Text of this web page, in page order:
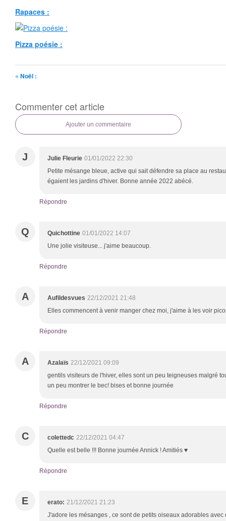
Rapaces :
Pizza poésie :
« Noël :
Commenter cet article
Ajouter un commentaire
J Julie Fleurie 01/01/2022 22:30
Petite mésange bleue, active qui sait défendre sa place au
égaient les jardins d'hiver. Bonne année 2022 abécé.
Répondre
Q Quichottine 01/01/2022 14:07
Une jolie visiteuse... j'aime beaucoup.
Répondre
A Aufildesvues 22/12/2021 21:48
Elles commencent à venir manger chez moi, j'aime à les voir
Répondre
A Azalaïs 22/12/2021 09:09
gentils visiteurs de l'hiver, elles sont un peu teigneuses malgré
un peu montrer le bec! bises et bonne journée
Répondre
C colettedc 22/12/2021 04:47
Quelle est belle !!! Bonne journée Annick ! Amitiés ♥
Répondre
E erato: 21/12/2021 21:23
J'adore les mésanges , ce sont de petits oiseaux adorables